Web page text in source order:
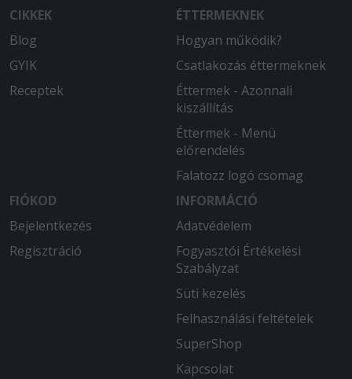
CIKKEK
Blog
GYIK
Receptek
ÉTTERMEKNEK
Hogyan működik?
Csatlakozás éttermeknek
Éttermek - Azonnali
kiszállítás
Éttermek - Menü
előrendelés
Falatozz logó csomag
FIÓKOD
Bejelentkezés
Regisztráció
INFORMÁCIÓ
Adatvédelem
Fogyasztói Értékelési
Szabályzat
Süti kezelés
Felhasználási feltételek
SuperShop
Kapcsolat